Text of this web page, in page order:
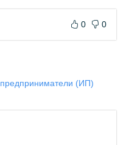
0 0
предприниматели (ИП)